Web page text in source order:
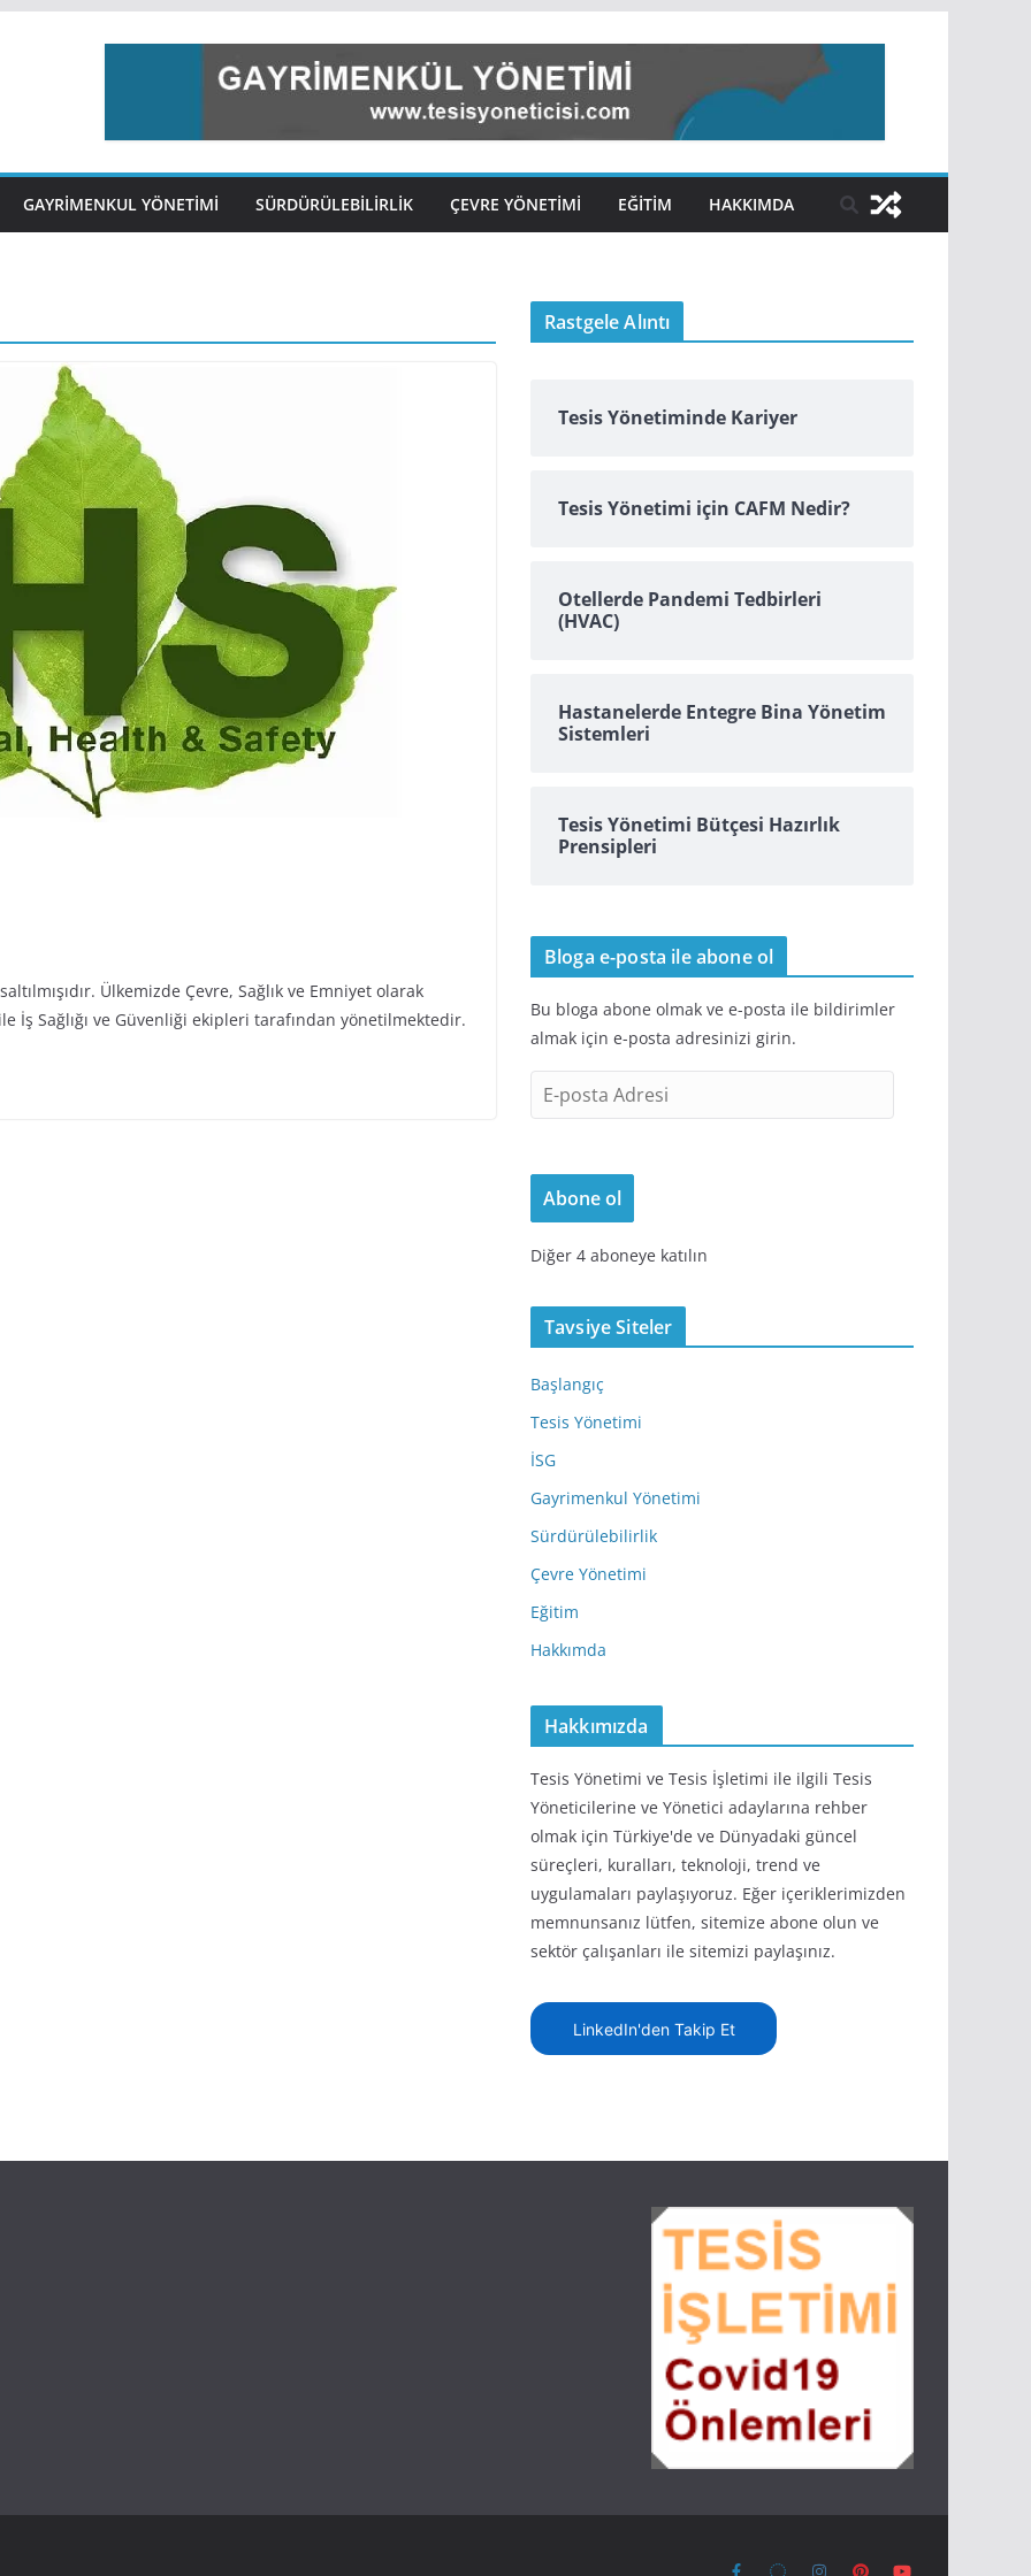
GAYRIMENKUL YÖNETIMI SÜRDÜRÜLEBILIRLIK ÇEVRE YÖNETIMI EĞITIM HAKKIMDA
Ülkemizde Çevre, Sağlık ve Emniyet olarak
İş Sağlığı ve Güvenliği ekipleri tarafından yönetilmektedir.
Rastgele Alıntı
Tesis Yönetiminde Kariyer
Tesis Yönetimi için CAFM Nedir?
Otellerde Pandemi Tedbirleri
(HVAC)
Hastanelerde Entegre Bina Yönetim
Sistemleri
Tesis Yönetimi Bütçesi Hazırlık
Prensipleri
Bloga e-posta ile abone ol
Bu bloga abone olmak ve e-posta ile bildirimler
almak için e-posta adresinizi girin.
-
o
t
a
d
r
Abone ol
Diğer 4 aboneye katılın
Tavsiye Siteler
Başlangıç
Tesis Yönetimi
İSG
Gayrimenkul Yönetimi
Sürdürülebilirlik
Çevre Yönetimi
Eğitim
Hakkımda
Hakkımızda
Tesis Yönetimi ve Tesis İşletimi ile ilgili Tesis
Yöneticilerine ve Yönetici adaylarına rehber
olmak için Türkiye'de ve Dünyadaki güncel
süreçleri, kuralları, teknoloji, trend ve
uygulamaları paylaşıyoruz. Eğer içeriklerimizden
memnunsanız lütfen, sitemize abone olun ve
sektör çalışanları ile sitemizi paylaşınız.
LinkedIn'den Takip Et